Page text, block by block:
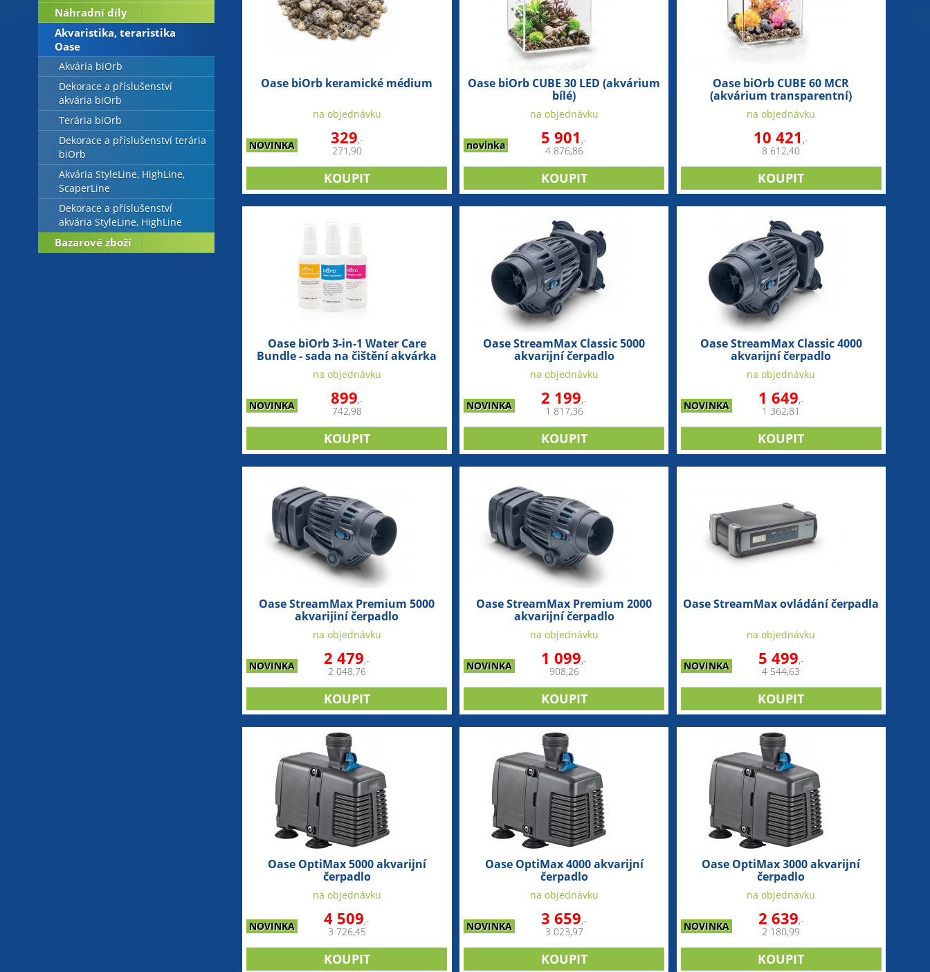
Oase biOrb keramické médium
NOVINKA
na objednávku
329,-
271,90
Oase biOrb CUBE 30 LED (akvárium
bílé)
novinka
na objednávku
5 901 ,-
4 876,86
Oase biOrb CUBE 60 MCR
(akvárium transparentní)
na objednávku
10 421 ,-
8 612,40
Oase biOrb 3-in-1 Water Care
Bundle - sada na čištění akvárka
NOVINKA
na objednávku
899,-
742,98
Oase StreamMax Classic 5000
akvarijní čerpadlo
NOVINKA
na objednávku
2 199,-
1 817,36
Oase StreamMax Classic 4000
akvarijní čerpadlo
NOVINKA
na objednávku
1 649,-
1 362,81
Oase StreamMax Premium 5000
akvarijiní čerpadlo
NOVINKA
na objednávku
2 479,-
2 048,76
Oase StreamMax Premium 2000
akvarijní čerpadlo
NOVINKA
na objednávku
1 099,-
908,26
Oase StreamMax ovládání čerpadla
NOVINKA
na objednávku
5 499,-
4 544,63
Oase OptiMax 5000 akvarijní
čerpadlo
NOVINKA
na objednávku
4 509,-
3 726,45
Oase OptiMax 4000 akvarijní
čerpadlo
NOVINKA
na objednávku
3 659,-
3 023,97
Oase OptiMax 3000 akvarijní
čerpadlo
NOVINKA
na objednávku
2 639,-
2 180,99
Náhradní díly
Akvaristika, teraristika
Oase
Akvária biOrb
Dekorace a příslušenství
akvária biOrb
Terária biOrb
Dekorace a příslušenství terária
biOrb
Akvária StyleLine, HighLine,
ScaperLine
Dekorace a příslušenství
akvária StyleLine, HighLine
Bazarové zboží